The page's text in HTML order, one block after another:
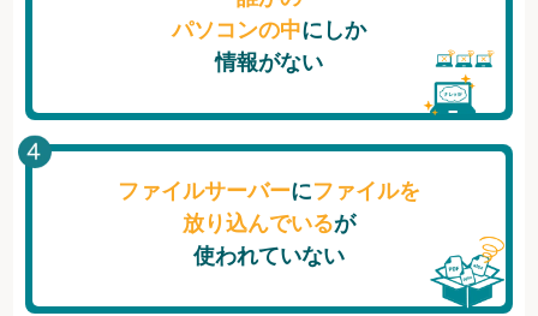
パソコンの中にしか
情報がない
ファイルサーバーにファイルを
放り込んでいるが
使われていない